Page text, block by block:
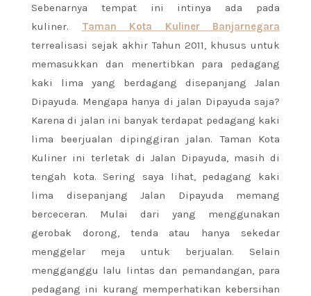
Sebenarnya tempat ini intinya ada pada
kuliner. Taman Kota Kuliner Banjarnegara
terrealisasi sejak akhir Tahun 2011, khusus untuk
memasukkan dan menertibkan para pedagang
kaki lima yang berdagang disepanjang Jalan
Dipayuda. Mengapa hanya di jalan Dipayuda saja?
Karena di jalan ini banyak terdapat pedagang kaki
lima beerjualan dipinggiran jalan. Taman Kota
Kuliner ini terletak di Jalan Dipayuda, masih di
tengah kota. Sering saya lihat, pedagang kaki
lima disepanjang Jalan Dipayuda memang
berceceran. Mulai dari yang menggunakan
gerobak dorong, tenda atau hanya sekedar
menggelar meja untuk berjualan. Selain
mengganggu lalu lintas dan pemandangan, para
pedagang ini kurang memperhatikan kebersihan